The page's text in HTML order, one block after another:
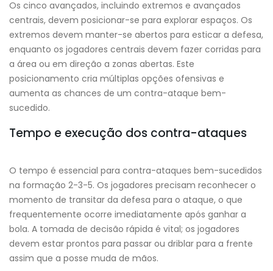
Os cinco avançados, incluindo extremos e avançados
centrais, devem posicionar-se para explorar espaços. Os
extremos devem manter-se abertos para esticar a defesa,
enquanto os jogadores centrais devem fazer corridas para
a área ou em direção a zonas abertas. Este
posicionamento cria múltiplas opções ofensivas e
aumenta as chances de um contra-ataque bem-
sucedido.
Tempo e execução dos contra-ataques
O tempo é essencial para contra-ataques bem-sucedidos
na formação 2-3-5. Os jogadores precisam reconhecer o
momento de transitar da defesa para o ataque, o que
frequentemente ocorre imediatamente após ganhar a
bola. A tomada de decisão rápida é vital; os jogadores
devem estar prontos para passar ou driblar para a frente
assim que a posse muda de mãos.